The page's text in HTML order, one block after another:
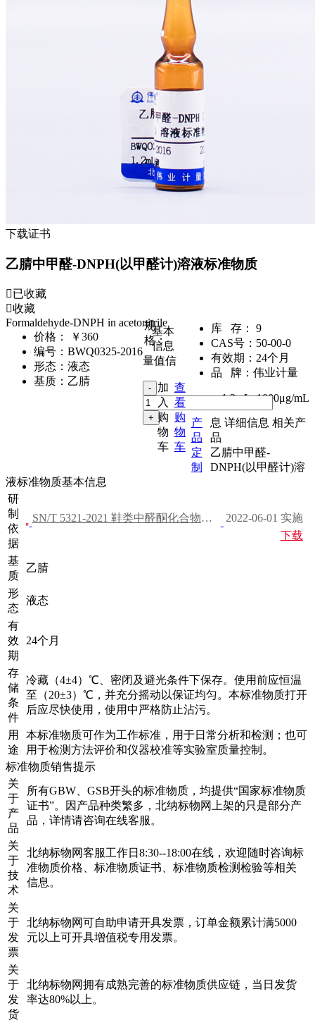
下载证书
乙腈中甲醛-DNPH(以甲醛计)溶液标准物质
已收藏
收藏
Formaldehyde-DNPH in acetonitrile
价格：
￥360
编号： BWQ0325-2016
形态： 液态
基质： 乙腈
库 存：
9
CAS号： 50-00-0
有效期： 24个月
品 牌： 伟业计量
规
格：
1.2mL,1000μg/mL
加
入
购
物
车
查
看
购
物
车
产
品
定
制
基本
信息
量值信
息 详细信息 相关产
品
乙腈中甲醛-
DNPH(以甲醛计)溶
液标准物质基本信息
研
制
依
据
SN/T 5321-2021 鞋类中醛酮化合物的测定 液相色谱法
2022-06-01 实施
下载
基
质
乙腈
形
态
液态
有
效
期
24个月
存
储
条
件
冷藏（4±4）℃、密闭及避光条件下保存。使用前应恒温
至（20±3）℃，并充分摇动以保证均匀。本标准物质打开
后应尽快使用，使用中严格防止沾污。
用
途
本标准物质可作为工作标准，用于日常分析和检测；也可
用于检测方法评价和仪器校准等实验室质量控制。
标准物质销售提示
关
于
产
品
所有GBW、GSB开头的标准物质，均提供“国家标准物质
证书”。因产品种类繁多，北纳标物网上架的只是部分产
品，详情请咨询在线客服。
关
于
技
术
北纳标物网客服工作日8:30--18:00在线，欢迎随时咨询标
准物质价格、标准物质证书、标准物质检测检验等相关
信息。
关
于
发
票
北纳标物网可自助申请开具发票，订单金额累计满5000
元以上可开具增值税专用发票。
关
于
发
货
北纳标物网拥有成熟完善的标准物质供应链，当日发货
率达80%以上。